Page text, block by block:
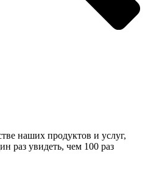
наших продуктов и услуг,
раз увидеть, чем 100 раз